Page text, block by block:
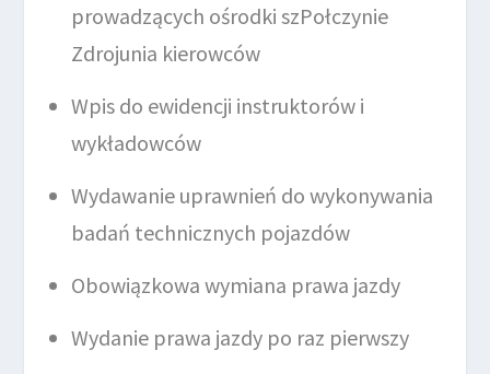
prowadzących ośrodki szPołczynie
Zdrojunia kierowców
Wpis do ewidencji instruktorów i
wykładowców
Wydawanie uprawnień do wykonywania
badań technicznych pojazdów
Obowiązkowa wymiana prawa jazdy
Wydanie prawa jazdy po raz pierwszy